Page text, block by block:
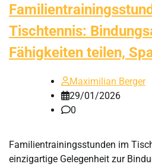
Tischtennis:
Fähigkeiten teilen,
Maximilian Berger
29/01/2026
0
Familientrainingsstunden im
einzigartige Gelegenheit zur